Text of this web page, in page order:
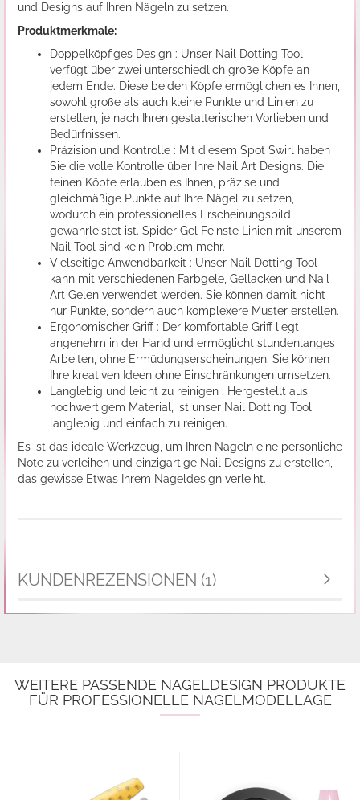
und Designs auf Ihren Nägeln zu setzen.
Produktmerkmale:
Doppelköpfiges Design : Unser Nail Dotting Tool
verfügt über zwei unterschiedlich große Köpfe an
jedem Ende. Diese beiden Köpfe ermöglichen es Ihnen,
sowohl große als auch kleine Punkte und Linien zu
erstellen, je nach Ihren gestalterischen Vorlieben und
Bedürfnissen.
Präzision und Kontrolle : Mit diesem Spot Swirl haben
Sie die volle Kontrolle über Ihre Nail Art Designs. Die
feinen Köpfe erlauben es Ihnen, präzise und
gleichmäßige Punkte auf Ihre Nägel zu setzen,
wodurch ein professionelles Erscheinungsbild
gewährleistet ist. Spider Gel Feinste Linien mit unserem
Nail Tool sind kein Problem mehr.
Vielseitige Anwendbarkeit : Unser Nail Dotting Tool
kann mit verschiedenen Farbgele, Gellacken und Nail
Art Gelen verwendet werden. Sie können damit nicht
nur Punkte, sondern auch komplexere Muster erstellen.
Ergonomischer Griff : Der komfortable Griff liegt
angenehm in der Hand und ermöglicht stundenlanges
Arbeiten, ohne Ermüdungserscheinungen. Sie können
Ihre kreativen Ideen ohne Einschränkungen umsetzen.
Langlebig und leicht zu reinigen : Hergestellt aus
hochwertigem Material, ist unser Nail Dotting Tool
langlebig und einfach zu reinigen.
Es ist das ideale Werkzeug, um Ihren Nägeln eine persönliche
Note zu verleihen und einzigartige Nail Designs zu erstellen,
das gewisse Etwas Ihrem Nageldesign verleiht.
KUNDENREZENSIONEN (1)
WEITERE PASSENDE NAGELDESIGN PRODUKTE
FÜR PROFESSIONELLE NAGELMODELLAGE